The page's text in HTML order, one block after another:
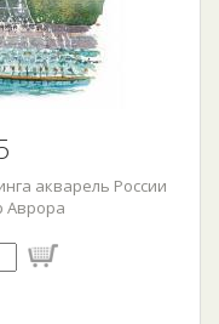
акварель России
Аврора